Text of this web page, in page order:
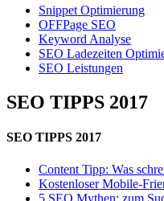
Snippet Optimierung
OFFPage SEO
Keyword Analyse
SEO Ladezeiten
SEO Leistungen
SEO TIPPS 2017
SEO TIPPS 2017
Content Tipp: Was
Kostenloser Mobile-
5 SEO Mythen: zum